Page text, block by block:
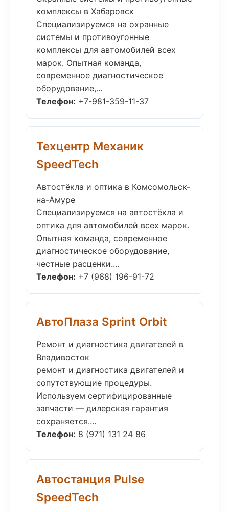
комплексы в Хабаровск
Специализируемся на охранные
системы и противоугонные
комплексы для автомобилей всех
марок. Опытная команда,
современное диагностическое
оборудование,...
Телефон: +7-981-359-11-37
Техцентр Механик
SpeedTech
Автостёкла и оптика в Комсомольск-
на-Амуре
Специализируемся на автостёкла и
оптика для автомобилей всех марок.
Опытная команда, современное
диагностическое оборудование,
честные расценки....
Телефон: +7 (968) 196-91-72
АвтоПлаза Sprint Orbit
Ремонт и диагностика двигателей в
Владивосток
ремонт и диагностика двигателей и
сопутствующие процедуры.
Используем сертифицированные
запчасти — дилерская гарантия
сохраняется....
Телефон: 8 (971) 131 24 86
Автостанция Pulse
SpeedTech